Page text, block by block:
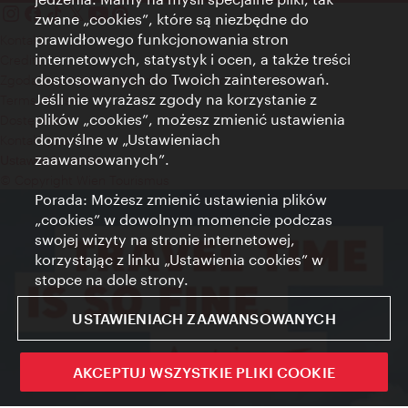
Kontakt
Credits
Zgoda na przetwarzanie danych osobowych
Terms of Use
Dostępność
Kontakt prasowy
Ustawienia cookies
zwane „cookies”, które są niezbędne do
prawidłowego funkcjonowania stron
internetowych, statystyk i ocen, a także treści
dostosowanych do Twoich zainteresowań.
Jeśli nie wyrażasz zgody na korzystanie z
plików „cookies”, możesz zmienić ustawienia
domyślne w „Ustawieniach
zaawansowanych”.
Porada: Możesz zmienić ustawienia plików
„cookies” w dowolnym momencie podczas
swojej wizyty na stronie internetowej,
korzystając z linku „Ustawienia cookies” w
stopce na dole strony.
USTAWIENIACH ZAAWANSOWANYCH
AKCEPTUJ WSZYSTKIE PLIKI COOKIE